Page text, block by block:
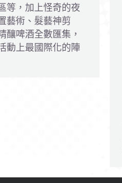
等，加上怪奇的夜
藝術、髮藝神剪
釀啤酒全數匯集，
動上最國際化的陣